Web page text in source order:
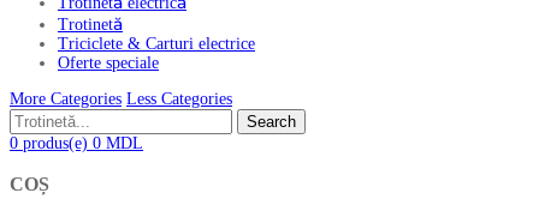
Trotinetă
Triciclete & Carturi electrice
Oferte speciale
More Categories Less Categories
Search
0 produs(e) 0 MDL
COȘ